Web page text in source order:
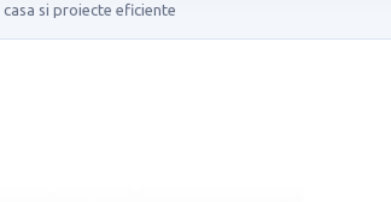
si proiecte eficiente